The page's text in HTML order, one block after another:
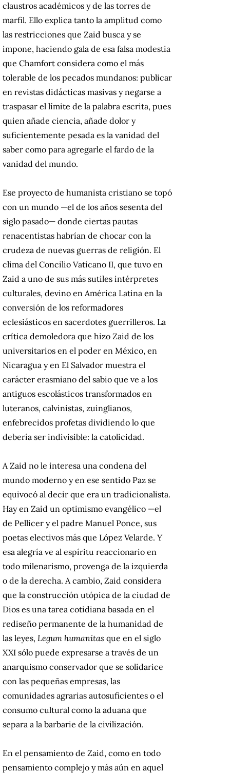
claustros académicos y de las torres de
marfil. Ello explica tanto la amplitud como
las restricciones que Zaid busca y se
impone, haciendo gala de esa falsa modestia
que Chamfort considera como el más
tolerable de los pecados mundanos: publicar
en revistas didácticas masivas y negarse a
traspasar el límite de la palabra escrita, pues
quien añade ciencia, añade dolor y
suficientemente pesada es la vanidad del
saber como para agregarle el fardo de la
vanidad del mundo.
Ese proyecto de humanista cristiano se topó
con un mundo —el de los años sesenta del
siglo pasado— donde ciertas pautas
renacentistas habrían de chocar con la
crudeza de nuevas guerras de religión. El
clima del Concilio Vaticano II, que tuvo en
Zaid a uno de sus más sutiles intérpretes
culturales, devino en América Latina en la
conversión de los reformadores
eclesiásticos en sacerdotes guerrilleros. La
crítica demoledora que hizo Zaid de los
universitarios en el poder en México, en
Nicaragua y en El Salvador muestra el
carácter erasmiano del sabio que ve a los
antiguos escolásticos transformados en
luteranos, calvinistas, zuinglianos,
enfebrecidos profetas dividiendo lo que
debería ser indivisible: la catolicidad.
A Zaid no le interesa una condena del
mundo moderno y en ese sentido Paz se
equivocó al decir que era un tradicionalista.
Hay en Zaid un optimismo evangélico —el
de Pellicer y el padre Manuel Ponce, sus
poetas electivos más que López Velarde. Y
esa alegría ve al espíritu reaccionario en
todo milenarismo, provenga de la izquierda
o de la derecha. A cambio, Zaid considera
que la construcción utópica de la ciudad de
Dios es una tarea cotidiana basada en el
rediseño permanente de la humanidad de
las leyes, Legum humanitas que en el siglo
XXI sólo puede expresarse a través de un
anarquismo conservador que se solidarice
con las pequeñas empresas, las
comunidades agrarias autosuficientes o el
consumo cultural como la aduana que
separa a la barbarie de la civilización.
En el pensamiento de Zaid, como en todo
pensamiento complejo y más aún en aquel